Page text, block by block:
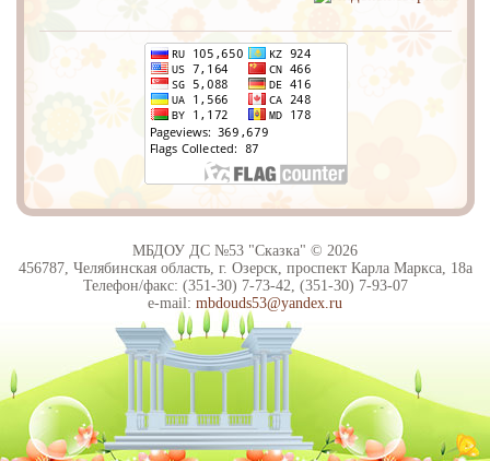
МБДОУ ДС №53 "Сказка" © 2026
456787, Челябинская область, г. Озерск, проспект Карла Маркса, 18а
Телефон/факс: (351-30) 7-73-42, (351-30) 7-93-07
e-mail: mbdouds53@yandex.ru